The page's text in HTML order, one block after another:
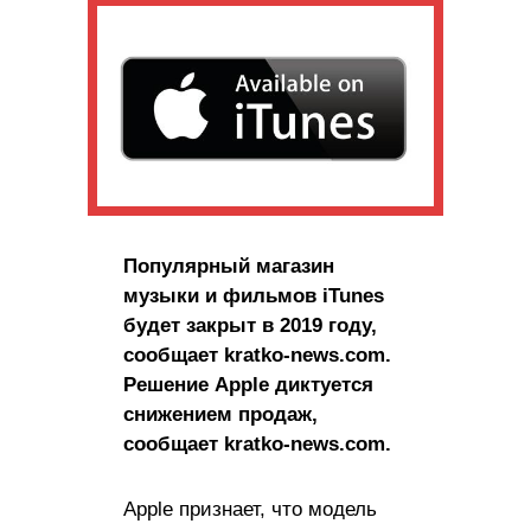
Популярный магазин
музыки и фильмов iTunes
будет закрыт в 2019 году,
сообщает kratko-news.com.
Решение Apple диктуется
снижением продаж,
сообщает kratko-news.com.
Apple признает, что модель